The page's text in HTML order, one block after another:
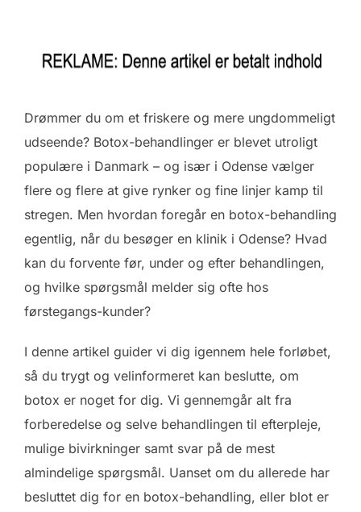
Drømmer du om et friskere og mere ungdommeligt
udseende? Botox-behandlinger er blevet utroligt
populære i Danmark – og især i Odense vælger
flere og flere at give rynker og fine linjer kamp til
stregen. Men hvordan foregår en botox-behandling
egentlig, når du besøger en klinik i Odense? Hvad
kan du forvente før, under og efter behandlingen,
og hvilke spørgsmål melder sig ofte hos
førstegangs-kunder?
I denne artikel guider vi dig igennem hele forløbet,
så du trygt og velinformeret kan beslutte, om
botox er noget for dig. Vi gennemgår alt fra
forberedelse og selve behandlingen til efterpleje,
mulige bivirkninger samt svar på de mest
almindelige spørgsmål. Uanset om du allerede har
besluttet dig for en botox-behandling, eller blot er